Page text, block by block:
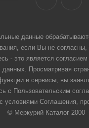
данные
если Вы не согласны,
- это является
данных. Просматривая
и сервисы, вы
с Пользовательским
условиями Соглашения,
© Меркурий-Каталог 2000 -